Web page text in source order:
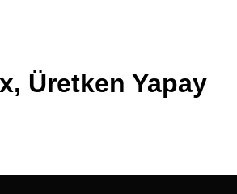
Üretken Yapay